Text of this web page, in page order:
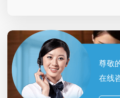
尊敬
在线